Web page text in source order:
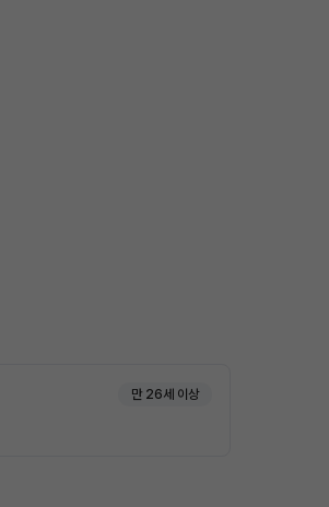
만 26세 이상